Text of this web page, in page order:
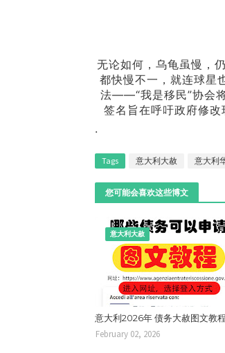
无论如何，乌龟虽慢，
都快慢不一，就连球星
法——“我是移民”协会
签名旨在呼吁政府修
.
Tags 意大利大赦 意大利
您可能会喜欢这些博文
意大利大赦
意大利2026年 债务大赦图文教程
February 02, 2026